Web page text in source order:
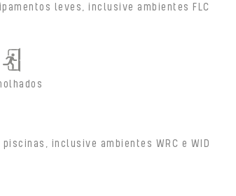
leves, inclusive ambientes FLC
inclusive ambientes WRC e WID